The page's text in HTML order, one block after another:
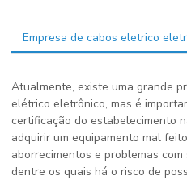
Empresa de cabos eletrico
Atualmente, existe uma grande
elétrico eletrônico, mas é
certificação do estabelecimento
adquirir um equipamento mal
aborrecimentos e problemas
dentre os quais há o risco de